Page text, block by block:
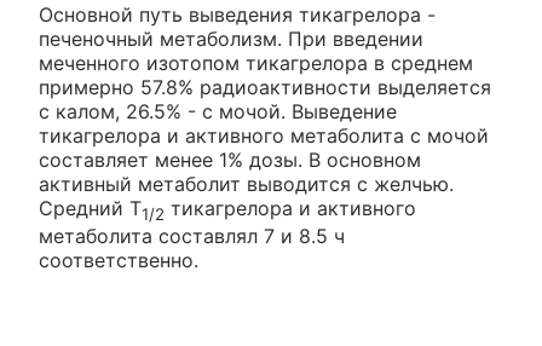
Основной путь выведения тикагрелора -
печеночный метаболизм. При введении
меченного изотопом тикагрелора в среднем
примерно 57.8% радиоактивности выделяется
с калом, 26.5% - с мочой. Выведение
тикагрелора и активного метаболита с мочой
составляет менее 1% дозы. В основном
активный метаболит выводится с желчью.
Средний T1/2 тикагрелора и активного
метаболита составлял 7 и 8.5 ч
соответственно.